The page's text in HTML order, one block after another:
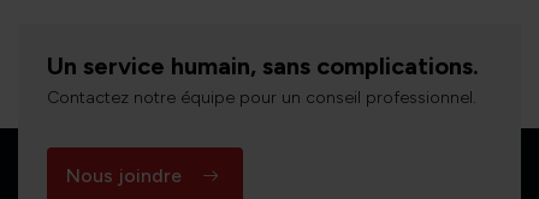
Un service humain, sans complications.
Contactez notre équipe pour un conseil professionnel.
Nous joindre